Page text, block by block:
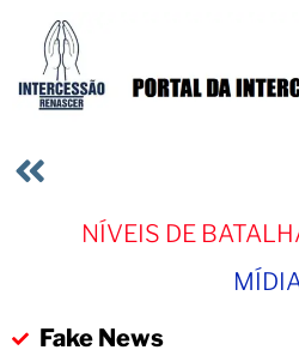
NÍVEIS DE
Fake News